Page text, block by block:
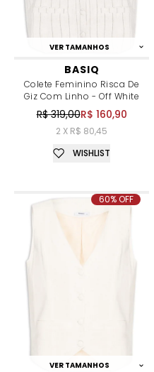
VER TAMANHOS
BASIQ
Colete Feminino Risca De
Giz Com Linho - Off White
R$ 319,00R$ 160,90
2 X R$ 80,45
WISHLIST
VER TAMANHOS
60% OFF